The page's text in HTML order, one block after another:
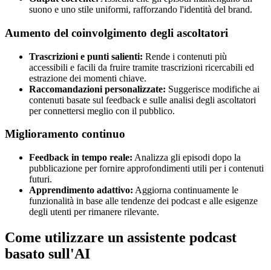
suono e uno stile uniformi, rafforzando l'identità del brand.
Aumento del coinvolgimento degli ascoltatori
Trascrizioni e punti salienti: Rende i contenuti più
accessibili e facili da fruire tramite trascrizioni ricercabili ed
estrazione dei momenti chiave.
Raccomandazioni personalizzate: Suggerisce modifiche ai
contenuti basate sul feedback e sulle analisi degli ascoltatori
per connettersi meglio con il pubblico.
Miglioramento continuo
Feedback in tempo reale: Analizza gli episodi dopo la
pubblicazione per fornire approfondimenti utili per i contenuti
futuri.
Apprendimento adattivo: Aggiorna continuamente le
funzionalità in base alle tendenze dei podcast e alle esigenze
degli utenti per rimanere rilevante.
Come utilizzare un assistente podcast
basato sull'AI